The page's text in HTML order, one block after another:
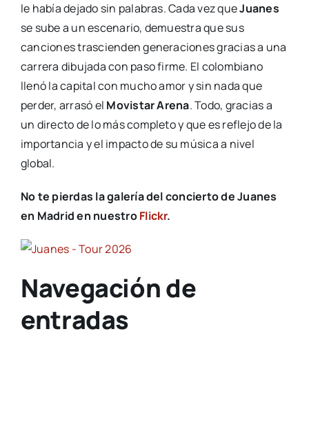
le había dejado sin palabras. Cada vez queJuanes
se sube a un escenario, demuestra que sus
canciones trascienden generaciones gracias a una
carrera dibujada con paso firme. El colombiano
llenó la capital con mucho amor y sin nada que
perder, arrasó el Movistar Arena. Todo, gracias a
un directo de lo más completo y que es reflejo de la
importancia y el impacto de su música a nivel
global.
No te pierdas la galería del concierto de Juanes
en Madrid en nuestroFlickr.
Navegación de
entradas